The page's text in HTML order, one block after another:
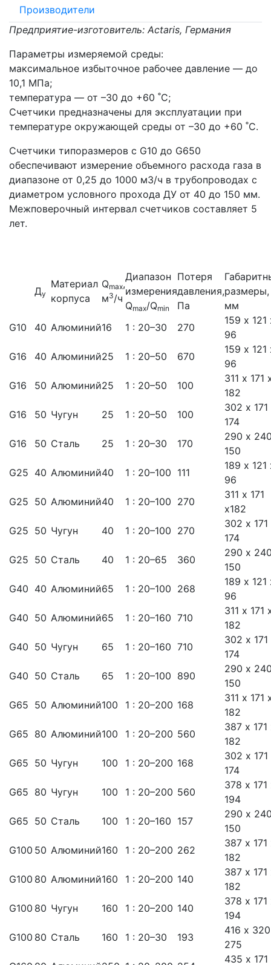
Производители
Предприятие-изготовитель: Actaris, Германия
Параметры измеряемой среды:
максимальное избыточное рабочее давление — до
10,1 МПа;
температура — от –30 до +60 ˚С;
Счетчики предназначены для эксплуатации при
температуре окружающей среды от –30 до +60 ˚С.
Счетчики типоразмеров с G10 до G650
обеспечивают измерение объемного расхода газа в
диапазоне от 0,25 до 1000 м3/ч в трубопроводах с
диаметром условного прохода ДУ от 40 до 150 мм.
Межповерочный интервал счетчиков составляет 5
лет.
Ду
Материал
корпуса
Qmax,
м3/ч
Диапазон
измерения
Qmax/Qmin
Потеря
давления,
Па
размеры,
мм
G10
40 Алюминий16 1 : 20–30 270
159 х 121
96
G16
40 Алюминий25 1 : 20–50 670
159 х 121
96
G16
50 Алюминий25 1 : 20–50 100
311 х 171
182
G16
50 Чугун 25 1 : 20–50 100
302 х 171
174
G16
50 Сталь 25 1 : 20–30 170
290 х
150
G25 40 Алюминий40 1 : 20–100 111
189 х 121
96
G25 50 Алюминий40 1 : 20–100 270
311 х 171
х182
G25 50 Чугун 40 1 : 20–100 270
302 х 171
174
G25 50 Сталь 40 1 : 20–65 360
290 х
150
G40 40 Алюминий65 1 : 20–100 268
189 х 121
96
G40 50 Алюминий65 1 : 20–160 710
311 х 171
182
G40 50 Чугун 65 1 : 20–160 710
302 х 171
174
G40 50 Сталь 65 1 : 20–100 890
290 х
150
G65 50 Алюминий100 1 : 20–200 168
311 х 171
182
G65 80 Алюминий100 1 : 20–200 560
387 х 171
182
G65 50 Чугун 100 1 : 20–200 168
302 х 171
174
G65 80 Чугун 100 1 : 20–200 560
378 х 171
194
G65 50 Сталь 100 1 : 20–160 157
290 х
150
G100 50 Алюминий160 1 : 20–200 262
387 х 171
182
G100 80 Алюминий160 1 : 20–200 140
387 х 171
182
G100 80 Чугун 160 1 : 20–200 140
378 х 171
194
G100 80 Сталь 160 1 : 20–30 193
416 х
275
435 х 171